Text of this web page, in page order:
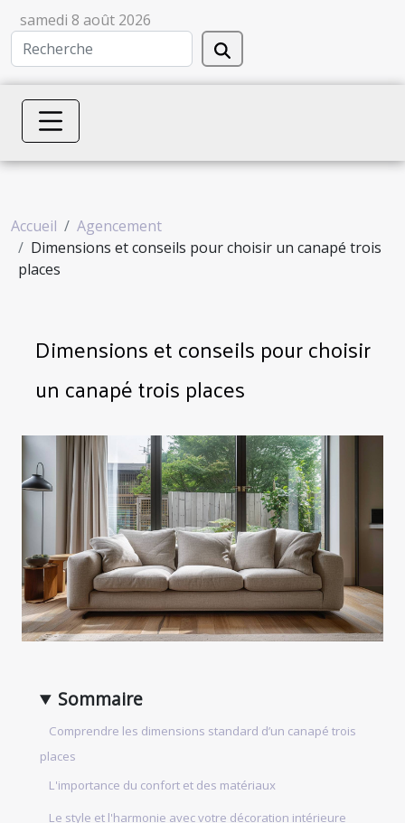
samedi 8 août 2026
Accueil
Agencement
Dimensions et conseils pour choisir un canapé trois
places
Dimensions et conseils pour choisir
un canapé trois places
Sommaire
Comprendre les dimensions standard d’un canapé trois
places
L'importance du confort et des matériaux
Le style et l'harmonie avec votre décoration intérieure